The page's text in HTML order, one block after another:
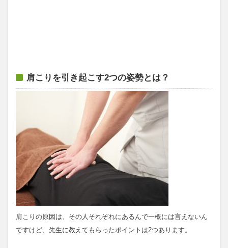
肩こりを引き起こす2つの姿勢とは？
肩こりの原因は、その人それぞれにあるんで一概には言えないん
ですけど、先生に教えてもらったポイントは2つあります。